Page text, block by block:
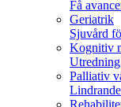
Få
Geriatrik
Sjuvård
Kognitiv
Palliativ